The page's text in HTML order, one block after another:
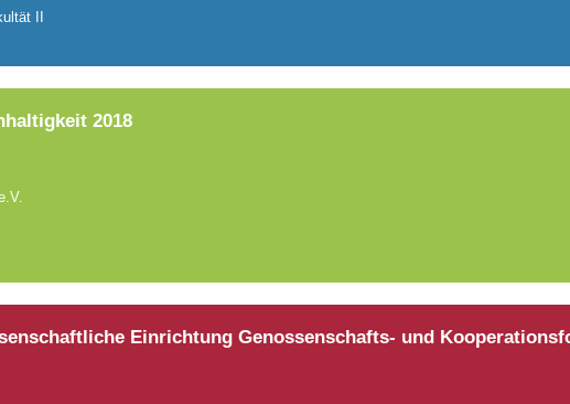
II
2018
Einrichtung Genossenschafts- und